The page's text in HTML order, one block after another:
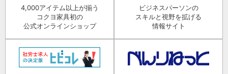
4,000アイテム以上が揃う
コクヨ家具初の
公式オンラインショップ
ビジネスパーソンの
スキルと視野を拡げる
情報サイト